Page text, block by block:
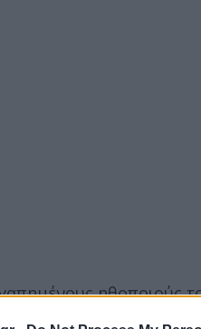
ηθοποιούς
Βουτσάς, ο